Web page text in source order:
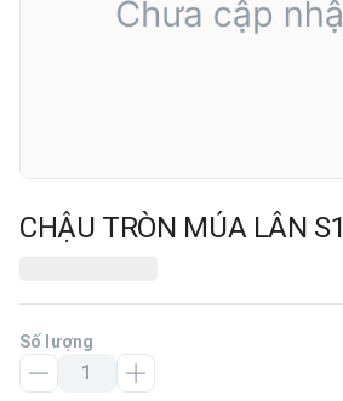
CHẬU TRÒN MÚA LÂN S1
Số lượng